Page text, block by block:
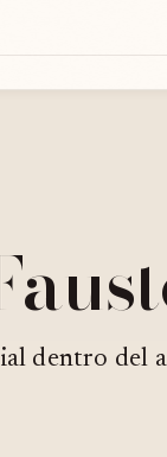
dentro del